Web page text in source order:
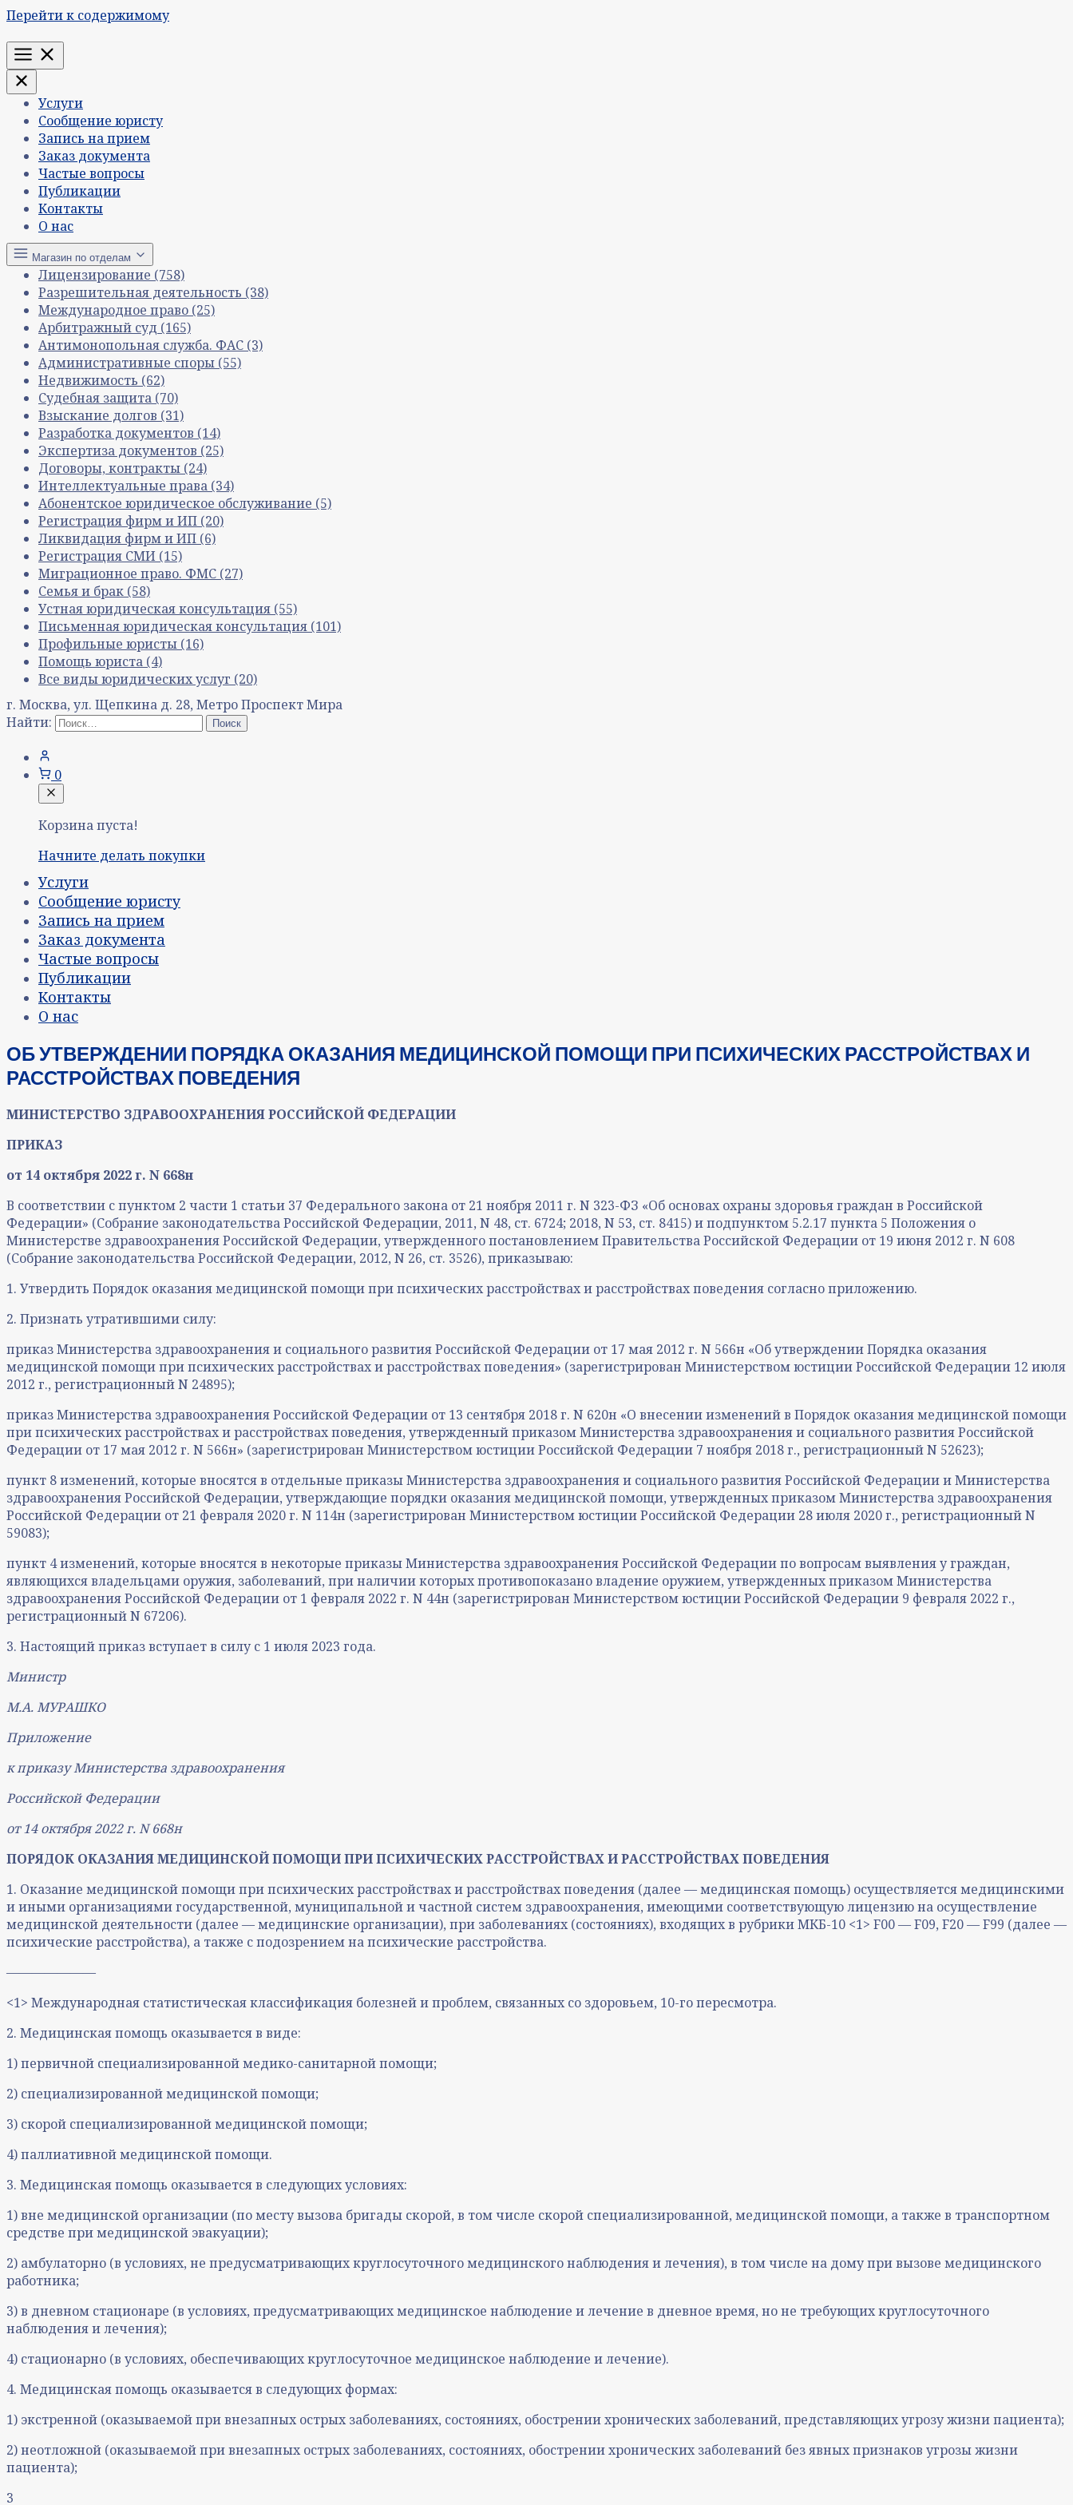
Перейти к содержимому
Меню
Услуги
Сообщение юристу
Запись на прием
Заказ документа
Частые вопросы
Публикации
Контакты
О нас
Магазин по отделам
Лицензирование (758)
Разрешительная деятельность (38)
Международное право (25)
Арбитражный суд (165)
Антимонопольная служба. ФАС (3)
Административные споры (55)
Недвижимость (62)
Судебная защита (70)
Взыскание долгов (31)
Разработка документов (14)
Экспертиза документов (25)
Договоры, контракты (24)
Интеллектуальные права (34)
Абонентское юридическое обслуживание (5)
Регистрация фирм и ИП (20)
Ликвидация фирм и ИП (6)
Регистрация СМИ (15)
Миграционное право. ФМС (27)
Семья и брак (58)
Устная юридическая консультация (55)
Письменная юридическая консультация (101)
Профильные юристы (16)
Помощь юриста (4)
Все виды юридических услуг (20)
г. Москва, ул. Щепкина д. 28, Метро Проспект Мира
Найти:
0
Корзина пуста!
Начните делать покупки
Услуги
Сообщение юристу
Запись на прием
Заказ документа
Частые вопросы
Публикации
Контакты
О нас
ОБ УТВЕРЖДЕНИИ ПОРЯДКА ОКАЗАНИЯ МЕДИЦИНСКОЙ ПОМОЩИ ПРИ ПСИХИЧЕСКИХ РАССТРОЙСТВАХ И
РАССТРОЙСТВАХ ПОВЕДЕНИЯ
МИНИСТЕРСТВО ЗДРАВООХРАНЕНИЯ РОССИЙСКОЙ ФЕДЕРАЦИИ
ПРИКАЗ
от 14 октября 2022 г. N 668н
В соответствии с пунктом 2 части 1 статьи 37 Федерального закона от 21 ноября 2011 г. N 323-ФЗ «Об основах охраны здоровья граждан в Российской
Федерации» (Собрание законодательства Российской Федерации, 2011, N 48, ст. 6724; 2018, N 53, ст. 8415) и подпунктом 5.2.17 пункта 5 Положения о
Министерстве здравоохранения Российской Федерации, утвержденного постановлением Правительства Российской Федерации от 19 июня 2012 г. N 608
(Собрание законодательства Российской Федерации, 2012, N 26, ст. 3526), приказываю:
1. Утвердить Порядок оказания медицинской помощи при психических расстройствах и расстройствах поведения согласно приложению.
2. Признать утратившими силу:
приказ Министерства здравоохранения и социального развития Российской Федерации от 17 мая 2012 г. N 566н «Об утверждении Порядка оказания
медицинской помощи при психических расстройствах и расстройствах поведения» (зарегистрирован Министерством юстиции Российской Федерации 12 июля
2012 г., регистрационный N 24895);
приказ Министерства здравоохранения Российской Федерации от 13 сентября 2018 г. N 620н «О внесении изменений в Порядок оказания медицинской помощи
при психических расстройствах и расстройствах поведения, утвержденный приказом Министерства здравоохранения и социального развития Российской
Федерации от 17 мая 2012 г. N 566н» (зарегистрирован Министерством юстиции Российской Федерации 7 ноября 2018 г., регистрационный N 52623);
пункт 8 изменений, которые вносятся в отдельные приказы Министерства здравоохранения и социального развития Российской Федерации и Министерства
здравоохранения Российской Федерации, утверждающие порядки оказания медицинской помощи, утвержденных приказом Министерства здравоохранения
Российской Федерации от 21 февраля 2020 г. N 114н (зарегистрирован Министерством юстиции Российской Федерации 28 июля 2020 г., регистрационный N
59083);
пункт 4 изменений, которые вносятся в некоторые приказы Министерства здравоохранения Российской Федерации по вопросам выявления у граждан,
являющихся владельцами оружия, заболеваний, при наличии которых противопоказано владение оружием, утвержденных приказом Министерства
здравоохранения Российской Федерации от 1 февраля 2022 г. N 44н (зарегистрирован Министерством юстиции Российской Федерации 9 февраля 2022 г.,
регистрационный N 67206).
3. Настоящий приказ вступает в силу с 1 июля 2023 года.
Министр
М.А. МУРАШКО
Приложение
к приказу Министерства здравоохранения
Российской Федерации
от 14 октября 2022 г. N 668н
ПОРЯДОК ОКАЗАНИЯ МЕДИЦИНСКОЙ ПОМОЩИ ПРИ ПСИХИЧЕСКИХ РАССТРОЙСТВАХ И РАССТРОЙСТВАХ ПОВЕДЕНИЯ
1. Оказание медицинской помощи при психических расстройствах и расстройствах поведения (далее — медицинская помощь) осуществляется медицинскими
и иными организациями государственной, муниципальной и частной систем здравоохранения, имеющими соответствующую лицензию на осуществление
медицинской деятельности (далее — медицинские организации), при заболеваниях (состояниях), входящих в рубрики МКБ-10 <1> F00 — F09, F20 — F99 (далее —
психические расстройства), а также с подозрением на психические расстройства.
———————
<1> Международная статистическая классификация болезней и проблем, связанных со здоровьем, 10-го пересмотра.
2. Медицинская помощь оказывается в виде:
1) первичной специализированной медико-санитарной помощи;
2) специализированной медицинской помощи;
3) скорой специализированной медицинской помощи;
4) паллиативной медицинской помощи.
3. Медицинская помощь оказывается в следующих условиях:
1) вне медицинской организации (по месту вызова бригады скорой, в том числе скорой специализированной, медицинской помощи, а также в транспортном
средстве при медицинской эвакуации);
2) амбулаторно (в условиях, не предусматривающих круглосуточного медицинского наблюдения и лечения), в том числе на дому при вызове медицинского
работника;
3) в дневном стационаре (в условиях, предусматривающих медицинское наблюдение и лечение в дневное время, но не требующих круглосуточного
наблюдения и лечения);
4) стационарно (в условиях, обеспечивающих круглосуточное медицинское наблюдение и лечение).
4. Медицинская помощь оказывается в следующих формах:
1) экстренной (оказываемой при внезапных острых заболеваниях, состояниях, обострении хронических заболеваний, представляющих угрозу жизни пациента);
2) неотложной (оказываемой при внезапных острых заболеваниях, состояниях, обострении хронических заболеваний без явных признаков угрозы жизни
пациента);
3